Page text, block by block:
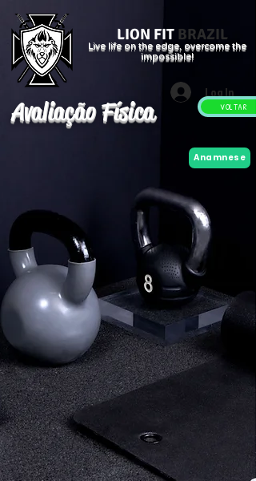
LION FIT BRAZIL
Live life on the edge, overcome the
impossible!
Log In
VOLTAR
Avaliação Física
Anamnese